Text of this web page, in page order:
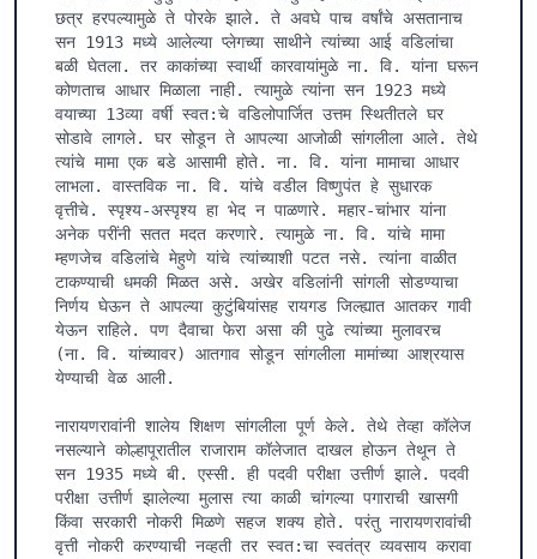
छत्र हरपल्यामुळे ते पोरके झाले. ते अवघे पाच वर्षांचे असतानाच
सन 1913 मध्ये आलेल्या प्लेगच्या साथीने त्यांच्या आई वडिलांचा
बळी घेतला. तर काकांच्या स्वार्थी कारवायांमुळे ना. वि. यांना घरून
कोणताच आधार मिळाला नाही. त्यामुळे त्यांना सन 1923 मध्ये
वयाच्या 13व्या वर्षी स्वत:चे वडिलोपार्जित उत्तम स्थितीतले घर
सोडावे लागले. घर सोडून ते आपल्या आजोळी सांगलीला आले. तेथे
त्यांचे मामा एक बडे आसामी होते. ना. वि. यांना मामाचा आधार
लाभला. वास्तविक ना. वि. यांचे वडील विष्णुपंत हे सुधारक
वृत्तीचे. स्पृश्य-अस्पृश्य हा भेद न पाळणारे. महार-चांभार यांना
अनेक परींनी सतत मदत करणारे. त्यामुळे ना. वि. यांचे मामा
म्हणजेच वडिलांचे मेहुणे यांचे त्यांच्याशी पटत नसे. त्यांना वाळीत
टाकण्याची धमकी मिळत असे. अखेर वडिलांनी सांगली सोडण्याचा
निर्णय घेऊन ते आपल्या कुटुंबियांसह रायगड जिल्ह्यात आतकर गावी
येऊन राहिले. पण दैवाचा फेरा असा की पुढे त्यांच्या मुलावरच
(ना. वि. यांच्यावर) आतगाव सोडून सांगलीला मामांच्या आश्रयास
येण्याची वेळ आली.
नारायणरावांनी शालेय शिक्षण सांगलीला पूर्ण केले. तेथे तेव्हा कॉलेज
नसल्याने कोल्हापूरातील राजाराम कॉलेजात दाखल होऊन तेथून ते
सन 1935 मध्ये बी. एस्सी. ही पदवी परीक्षा उत्तीर्ण झाले. पदवी
परीक्षा उत्तीर्ण झालेल्या मुलास त्या काळी चांगल्या पगाराची खासगी
किंवा सरकारी नोकरी मिळणे सहज शक्य होते. परंतु नारायणरावांची
वृत्ती नोकरी करण्याची नव्हती तर स्वत:चा स्वतंत्र व्यवसाय करावा